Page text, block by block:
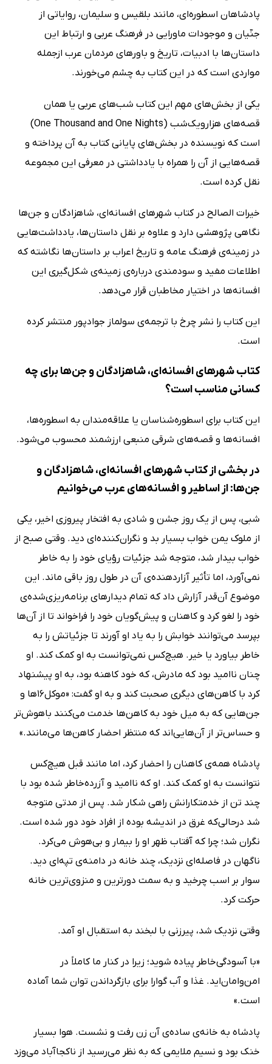
پادشاهان اسطوره‌ای، مانند بلقیس و سلیمان، روایاتی از
جنّیان و موجودات ماورایی در فرهنگ عربی و ارتباط این
داستان‌ها با ادبیات، تاریخ و باورهای مردمان عرب ازجمله
مواردی است که در این کتاب به چشم می‌خورند.
یکی از بخش‌های مهم این کتاب شب‌های عربی یا همان
قصه‌های هزارویک‌شب (One Thousand and One Nights)
است که نویسنده در بخش‌های پایانی کتاب به آن پرداخته و
قصه‌هایی از آن را همراه با یادداشتی در معرفی این مجموعه
نقل کرده است.
خیرات الصالح در کتاب شهرهای افسانه‌ای، شاهزادگان و جن‌ها
نگاهی پژوهشی دارد و علاوه‌ بر نقل داستان‌ها، یادداشت‌هایی
در زمینه‌ی فرهنگ عامه و تاریخ اعراب بر داستان‌ها نگاشته که
اطلاعات مفید و سودمندی درباره‌ی زمینه‌ی شکل‌گیری این
افسانه‌ها در اختیار مخاطبان قرار می‌دهد.
این کتاب را نشر چرخ با ترجمه‌ی سولماز جوادپور منتشر کرده
است.
کتاب شهرهای افسانه‌ای، شاهزادگان و جن‌ها برای چه
کسانی مناسب است؟
این کتاب برای اسطوره‌شناسان یا علاقه‌مندان به اسطوره‌ها،
افسانه‌ها و قصه‌های شرقی منبعی ارزشمند محسوب می‌شود.
در بخشی از کتاب شهرهای افسانه‌ای، شاهزادگان و
جن‌ها: از اساطیر و افسانه‌های عرب می‌خوانیم
شبی، پس از یک روز جشن و شادی به افتخار پیروزی اخیر، یکی
از ملوک یمن خواب بسیار بد و نگران‌کننده‌ای دید. وقتی صبح از
خواب بیدار شد، متوجه شد جزئیات رؤیای خود را به خاطر
نمی‌آورد، اما تأثیر آزاردهنده‌ی آن در طول روز باقی ماند. این
موضوع آن‌قدر آزارش داد که تمام دیدارهای برنامه‌ریزی‌شده‌ی
خود را لغو کرد و کاهنان و پیش‌گویان خود را فراخواند تا از آن‌ها
بپرسد می‌توانند خوابش را به یاد او آورند تا جزئیاتش را به
خاطر بیاورد یا خیر. هیچ‌کس نمی‌توانست به او کمک کند. او
چنان ناامید بود که مادرش، که خود کاهنه بود، به او پیشنهاد
کرد با کاهن‌های دیگری صحبت کند و به او گفت: «موکل‌16ها و
جن‌هایی که به میل خود به کاهن‌ها خدمت می‌کنند باهوش‌تر
و حساس‌تر از آن‌هایی‌اند که منتظر احضار کاهن‌ها می‌مانند.»
پادشاه همه‌ی کاهنان را احضار کرد، اما مانند قبل هیچ‌کس
نتوانست به او کمک کند. او که ناامید و آزرده‌خاطر شده بود با
چند تن از خدمتکارانش راهی شکار شد. پس از مدتی متوجه
شد درحالی‌که غرق در اندیشه بوده از افراد خود دور شده است.
نگران شد؛ چرا که آفتاب ظهر او را بیمار و بی‌هوش می‌کرد.
ناگهان در فاصله‌ا‌ی نزدیک، چند خانه در دامنه‌ی تپه‌ای دید.
سوار بر اسب چرخید و به سمت دورترین و منزوی‌ترین خانه
حرکت کرد.
وقتی نزدیک شد، پیرزنی با لبخند به استقبال او آمد.
«با آسودگی‌خاطر پیاده شوید؛ زیرا در کنار ما کاملاً در
امن‌وامان‌اید. غذا و آب گوارا برای بازگرداندن توان شما آماده
است.»
پادشاه به خانه‌ی ساده‌ی آن زن رفت و نشست. هوا بسیار
خنک بود و نسیم ملایمی که به نظر می‌رسید از ناکجاآباد می‌وزد